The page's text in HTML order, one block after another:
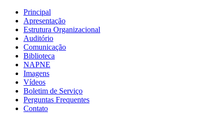
Principal
Apresentação
Estrutura Organizacional
Auditório
Comunicação
Biblioteca
NAPNE
Imagens
Vídeos
Boletim de Serviço
Perguntas Frequentes
Contato